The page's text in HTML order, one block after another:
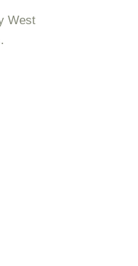
West